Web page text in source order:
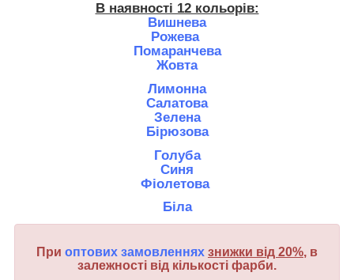
В наявності 12 кольорів:
Вишнева
Рожева
Помаранчева
Жовта
Лимонна
Салатова
Зелена
Бірюзова
Голуба
Синя
Фіолетова
Біла
При оптових замовленнях знижки від 20%, в
залежності від кількості фарби.